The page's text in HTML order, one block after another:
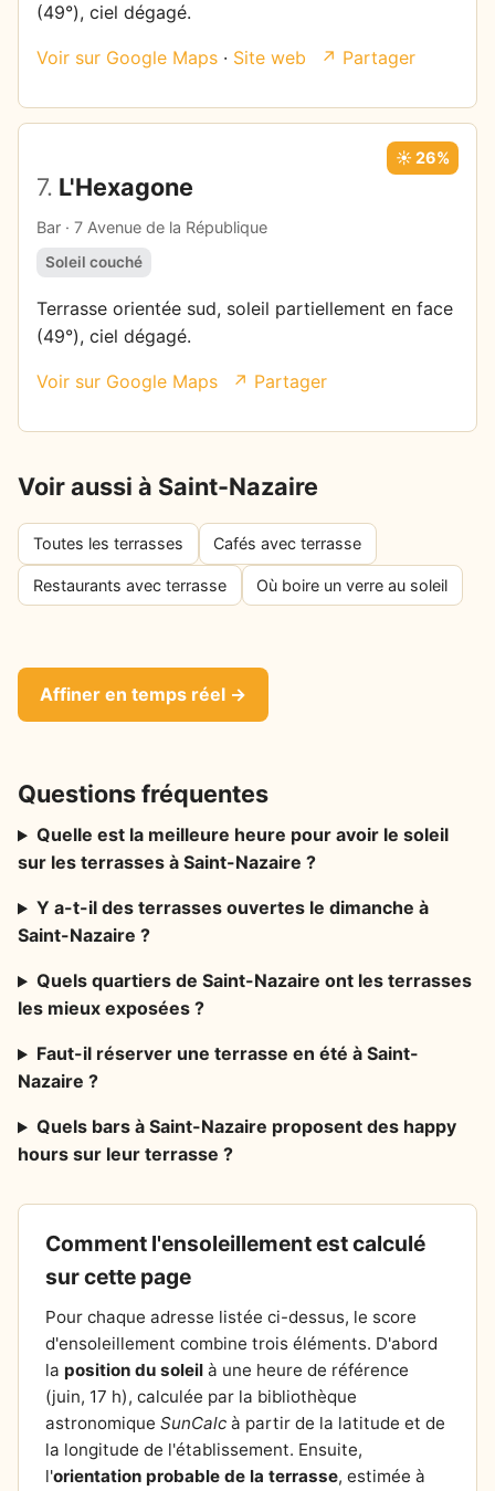
(49°), ciel dégagé.
Voir sur Google Maps · Site web ↗ Partager
7. L'Hexagone
Bar · 7 Avenue de la République
☀️ 26%
Soleil couché
Terrasse orientée sud, soleil partiellement en face
(49°), ciel dégagé.
Voir sur Google Maps ↗ Partager
Voir aussi à Saint-Nazaire
Toutes les terrasses Cafés avec terrasse
Restaurants avec terrasse Où boire un verre au soleil
Affiner en temps réel →
Questions fréquentes
Quelle est la meilleure heure pour avoir le soleil
sur les terrasses à Saint-Nazaire ?
Y a-t-il des terrasses ouvertes le dimanche à
Saint-Nazaire ?
Quels quartiers de Saint-Nazaire ont les terrasses
les mieux exposées ?
Faut-il réserver une terrasse en été à Saint-
Nazaire ?
Quels bars à Saint-Nazaire proposent des happy
hours sur leur terrasse ?
Comment l'ensoleillement est calculé
sur cette page
Pour chaque adresse listée ci-dessus, le score
d'ensoleillement combine trois éléments. D'abord
la position du soleil à une heure de référence
(juin, 17 h), calculée par la bibliothèque
astronomique SunCalc à partir de la latitude et de
la longitude de l'établissement. Ensuite,
l'orientation probable de la terrasse, estimée à